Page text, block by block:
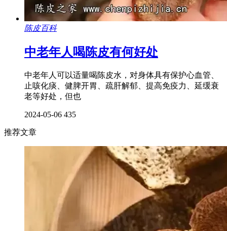
陈皮百科
中老年人喝陈皮有何好处
中老年人可以适量喝陈皮水，对身体具有保护心血管、
止咳化痰、健脾开胃、疏肝解郁、提高免疫力、延缓衰
老等好处，但也
2024-05-06 435
推荐文章